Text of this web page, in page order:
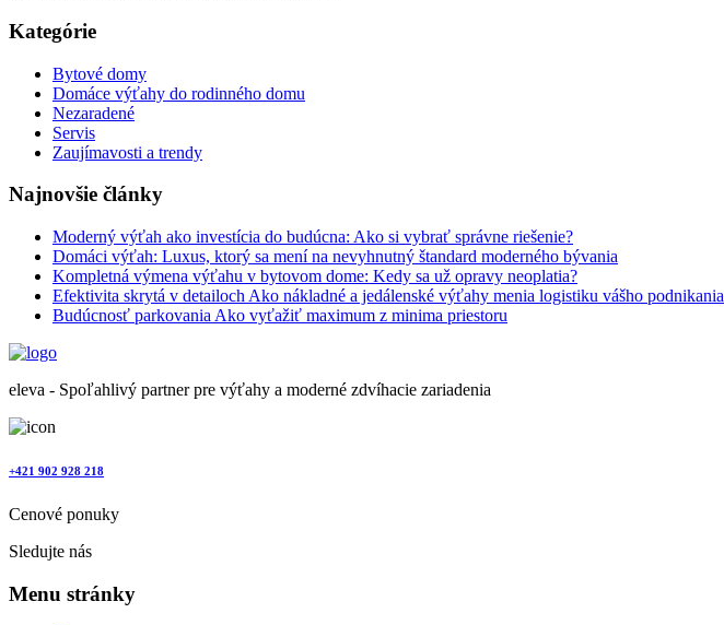
Kategórie
Bytové domy
Domáce výťahy do rodinného domu
Nezaradené
Servis
Zaujímavosti a trendy
Najnovšie články
Moderný výťah ako investícia do budúcna: Ako si vybrať správne riešenie?
Domáci výťah: Luxus, ktorý sa mení na nevyhnutný štandard moderného bývania
Kompletná výmena výťahu v bytovom dome: Kedy sa už opravy neoplatia?
Efektivita skrytá v detailoch Ako nákladné a jedálenské výťahy menia logistiku vášho podnikania
Budúcnosť parkovania Ako vyťažiť maximum z minima priestoru
eleva - Spoľahlivý partner pre výťahy a moderné zdvíhacie zariadenia
+421 902 928 218
Cenové ponuky
Sledujte nás
Menu stránky